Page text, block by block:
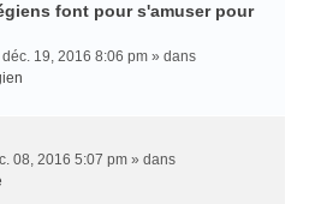
font pour s'amuser pour
19, 2016 8:06 pm » dans
08, 2016 5:07 pm » dans